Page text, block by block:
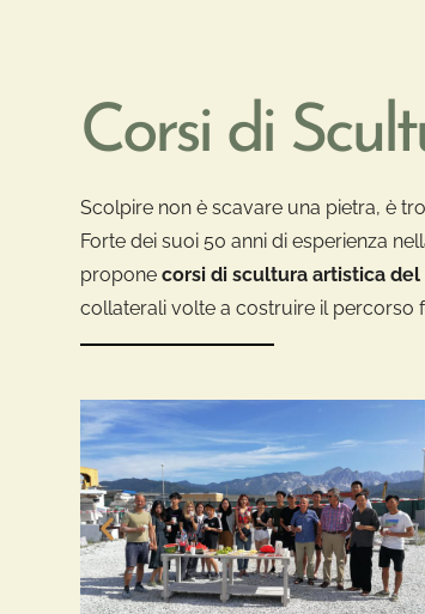
Corsi di
Scolpire non è scavare una pietra, è
Forte dei suoi 50 anni di esperienza
proponecorsi di scultura artistica
collaterali volte a costruire il percorso